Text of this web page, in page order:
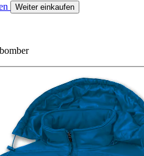
Weiter einkaufen